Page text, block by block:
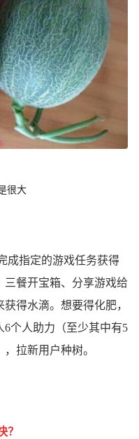
很大
指定的游戏任务获得
三餐开宝箱、分享游戏给
得水滴。想要得化肥，
个人助力（至少其中有5
拉新用户种树。
？